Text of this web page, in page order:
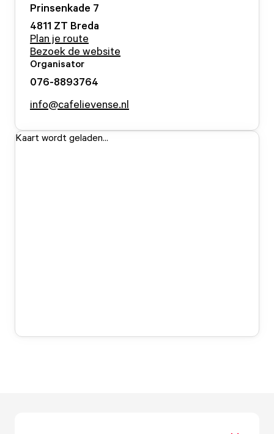
Prinsenkade 7
4811 ZT Breda
Plan je route
Bezoek de website
Organisator
076-8893764
info@cafelievense.nl
Kaart wordt geladen...